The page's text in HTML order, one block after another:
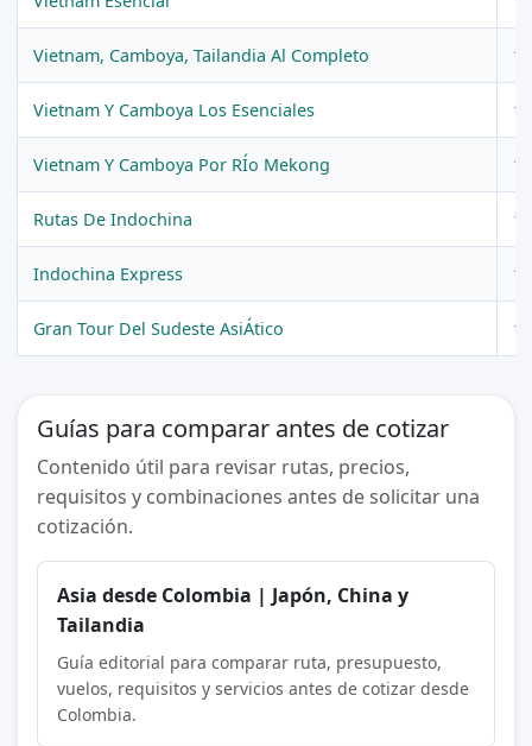
Vietnam, Camboya, Tailandia Al Completo
Vietnam Y Camboya Los Esenciales
Vietnam Y Camboya Por RÍo Mekong
Rutas De Indochina
Indochina Express
Gran Tour Del Sudeste AsiÁtico
Guías para comparar antes de cotizar
Contenido útil para revisar rutas, precios,
requisitos y combinaciones antes de solicitar una
cotización.
Asia desde Colombia | Japón, China y
Tailandia
Guía editorial para comparar ruta, presupuesto,
vuelos, requisitos y servicios antes de cotizar desde
Colombia.